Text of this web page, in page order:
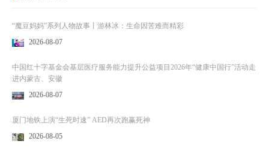
“魔豆妈妈”系列人物故事丨游林冰：生命因苦难而精彩
2026-08-07
中国红十字基金会基层医疗服务能力提升公益项目2026年“健康中国行”活动走
进内蒙古、安徽
2026-08-07
厦门地铁上演“生死时速” AED再次跑赢死神
2026-08-05